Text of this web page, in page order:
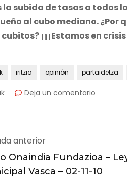
subida de tasas a todos
al cubo mediano. ¿Por
¡¡¡Estamos en
iritzia opinión partaidetza
Deja un comentario
sistema
PaP
anterior
Onaindia Fundazioa –
Vasca – 02-11-10